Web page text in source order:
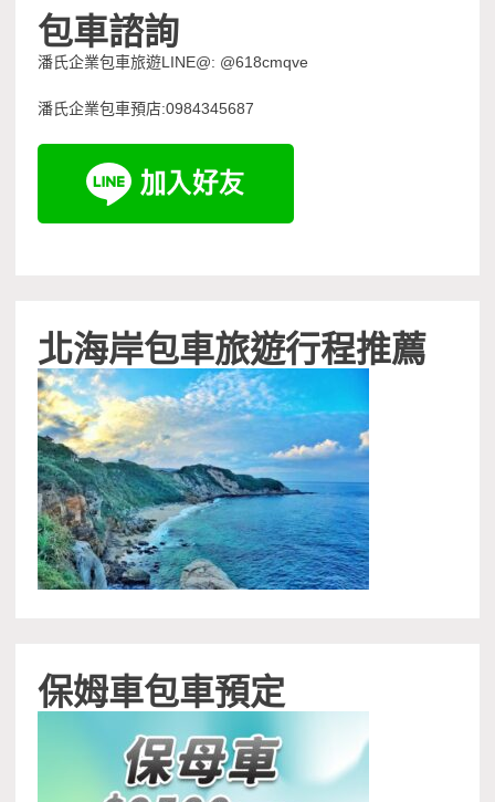
包車諮詢
潘氏企業包車旅遊LINE@: @618cmqve
潘氏企業包車預店:0984345687
北海岸包車旅遊行程推薦
保姆車包車預定